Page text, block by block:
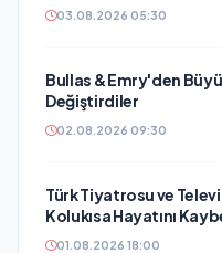
03.08.2026 05:30
Bullas & Emry'den
Değiştirdiler
02.08.2026 09:30
Türk Tiyatrosu ve
Kolukısa Hayatını
01.08.2026 18:00